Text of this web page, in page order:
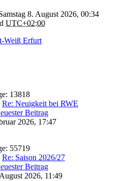
8. August 2026, 00:34
UTC+02:00
Weiß Erfurt
: 13818
Re: Neuigkeit bei RWE
Beitrag
2026, 17:47
: 55719
Re: Saison 2026/27
Beitrag
2026, 11:49